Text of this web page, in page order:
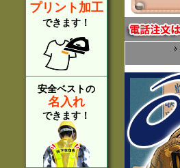
プリント加工
できます！
安全ベストの
名入れ
できます！